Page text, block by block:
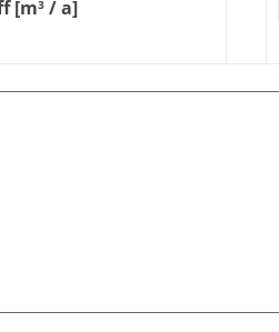
[m3 / a]